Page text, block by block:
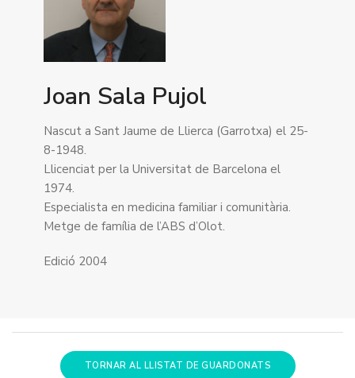
Joan Sala Pujol
Nascut a Sant Jaume de Llierca (Garrotxa) el 25-
8-1948.
Llicenciat per la Universitat de Barcelona el
1974.
Especialista en medicina familiar i comunitària.
Metge de família de l’ABS d’Olot.
Edició 2004
TORNAR AL LLISTAT DE GUARDONATS